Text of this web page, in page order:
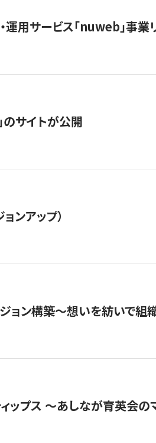
運用サービス「nuweb」事
サイトが公開
ンアップ）
ジョン構築〜想いを紡いで
ィップス 〜あしなが育英会